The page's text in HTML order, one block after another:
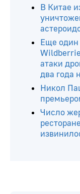
В Китае
Еще один
атаки
два года
Никол
Число